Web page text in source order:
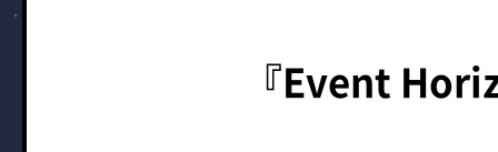
『Event